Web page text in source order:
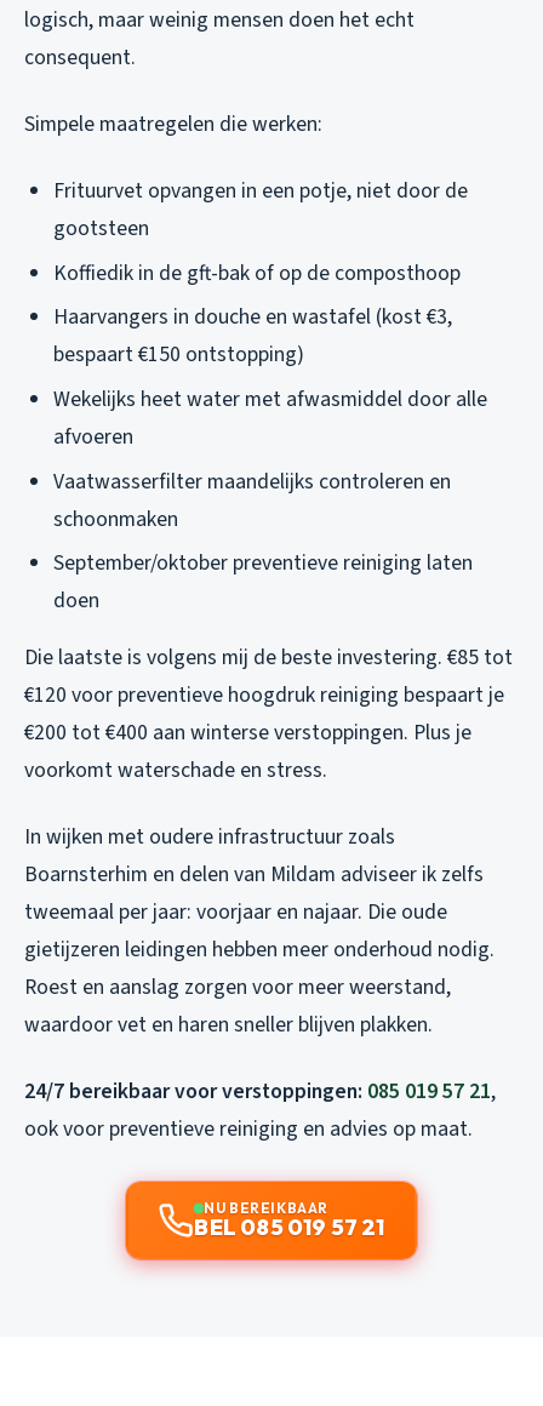
logisch, maar weinig mensen doen het echt
consequent.
Simpele maatregelen die werken:
Frituurvet opvangen in een potje, niet door de
gootsteen
Koffiedik in de gft-bak of op de composthoop
Haarvangers in douche en wastafel (kost €3,
bespaart €150 ontstopping)
Wekelijks heet water met afwasmiddel door alle
afvoeren
Vaatwasserfilter maandelijks controleren en
schoonmaken
September/oktober preventieve reiniging laten
doen
Die laatste is volgens mij de beste investering. €85 tot
€120 voor preventieve hoogdruk reiniging bespaart je
€200 tot €400 aan winterse verstoppingen. Plus je
voorkomt waterschade en stress.
In wijken met oudere infrastructuur zoals
Boarnsterhim en delen van Mildam adviseer ik zelfs
tweemaal per jaar: voorjaar en najaar. Die oude
gietijzeren leidingen hebben meer onderhoud nodig.
Roest en aanslag zorgen voor meer weerstand,
waardoor vet en haren sneller blijven plakken.
24/7 bereikbaar voor verstoppingen: 085 019 57 21,
ook voor preventieve reiniging en advies op maat.
NU BEREIKBAAR
BEL 085 019 57 21